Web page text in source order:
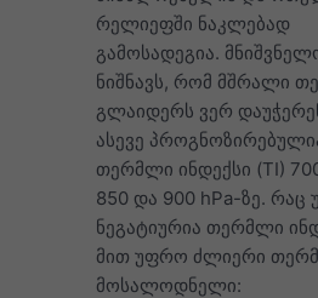
რელიეფში ნაკლებად
გამოსადეგია.
ნიშნავს, რომ მშრალი
გლაიდერს ვერ
ასევე
თერმლი ინდექსი (TI)
850 და 900 hPa-ზე.
ნეგატიურია თერმლი
მით უფრო ძლიერი
მოსალოდნელი: